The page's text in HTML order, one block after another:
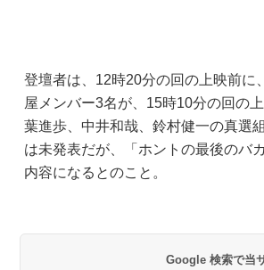
登壇者は、12時20分の回の上映前に
屋メンバー3名が、15時10分の回の
葉進歩、中井和哉、鈴村健一の真選
は未発表だが、「ホントの最後のバ
内容になるとのこと。
Google 検索で当